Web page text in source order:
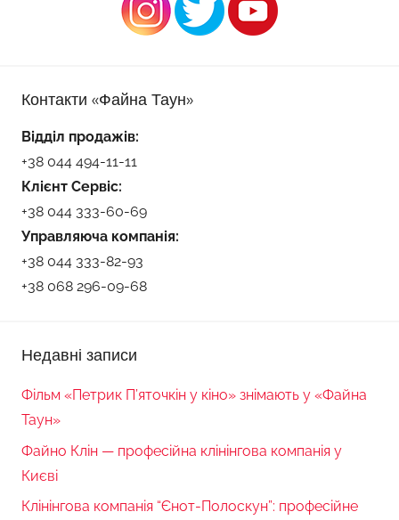
Контакти «Файна Таун»
Відділ продажів:
+38 044 494-11-11
Клієнт Сервіс:
+38 044 333-60-69
Управляюча компанія:
+38 044 333-82-93
+38 068 296-09-68
Недавні записи
Фільм «Петрик П’яточкін у кіно» знімають у «Файна
Таун»
Файно Клін — професійна клінінгова компанія у
Києві
Клінінгова компанія “Єнот-Полоскун”: професійне